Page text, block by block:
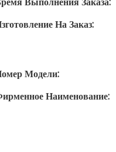
На Заказ:
Модели:
Наименование: